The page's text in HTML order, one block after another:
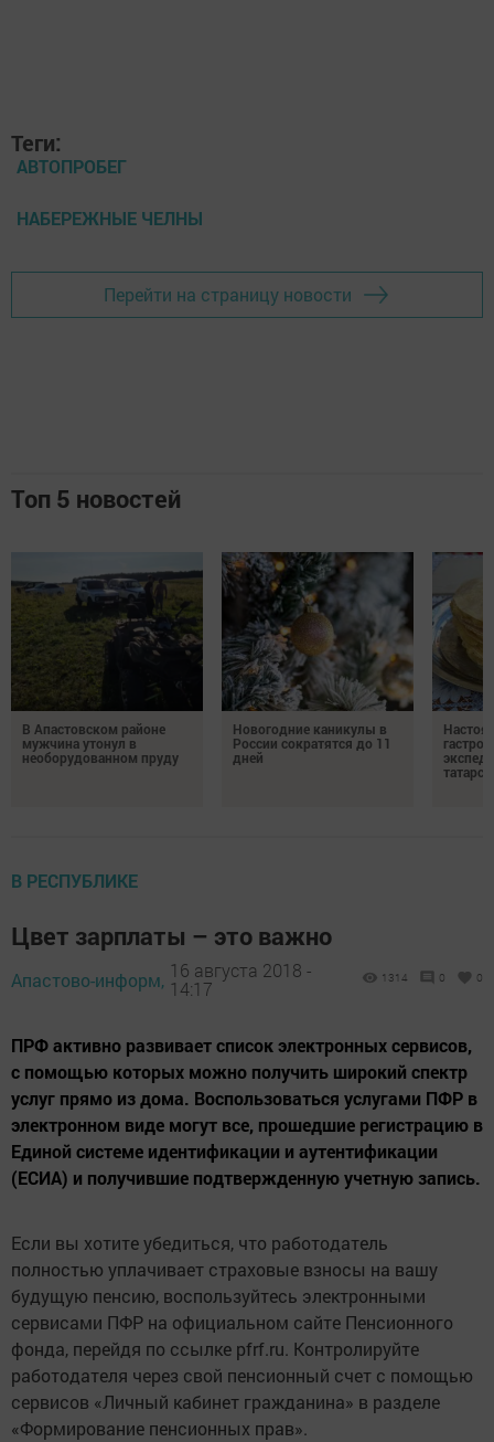
Теги:
АВТОПРОБЕГ
НАБЕРЕЖНЫЕ ЧЕЛНЫ
Перейти на страницу новости
Топ 5 новостей
В Апастовском районе
мужчина утонул в
необорудованном пруду
Новогодние каникулы в
России сократятся до 11
дней
В РЕСПУБЛИКЕ
Цвет зарплаты – это важно
Апастово-информ, 16 августа 2018 -
14:17
1314 0 0
ПРФ активно развивает список электронных сервисов,
с помощью которых можно получить широкий спектр
услуг прямо из дома. Воспользоваться услугами ПФР в
электронном виде могут все, прошедшие регистрацию в
Единой системе идентификации и аутентификации
(ЕСИА) и получившие подтвержденную учетную запись.
Если вы хотите убедиться, что работодатель
полностью уплачивает страховые взносы на вашу
будущую пенсию, воспользуйтесь электронными
сервисами ПФР на официальном сайте Пенсионного
фонда, перейдя по ссылке pfrf.ru. Контролируйте
работодателя через свой пенсионный счет с помощью
сервисов «Личный кабинет гражданина» в разделе
«Формирование пенсионных прав».